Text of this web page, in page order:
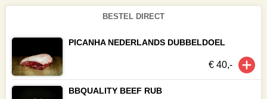
BESTEL DIRECT
PICANHA NEDERLANDS DUBBELDOEL
€ 40,-
BBQUALITY BEEF RUB